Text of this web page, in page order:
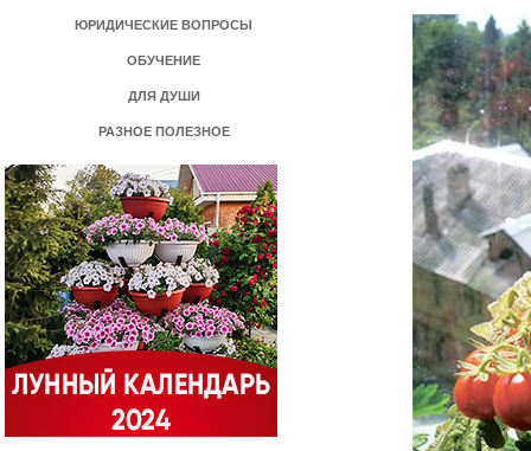
ЮРИДИЧЕСКИЕ ВОПРОСЫ
ОБУЧЕНИЕ
ДЛЯ ДУШИ
РАЗНОЕ ПОЛЕЗНОЕ